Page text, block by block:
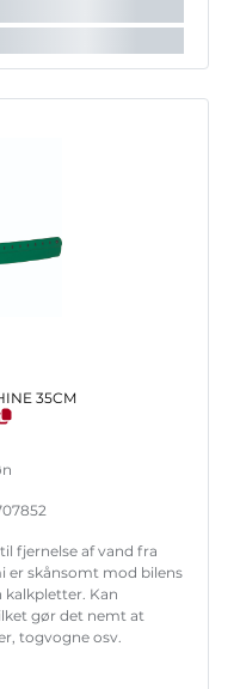
35CM
fjernelse af vand fra
er skånsomt mod bilens
kalkpletter. Kan
gør det nemt at
togvogne osv.